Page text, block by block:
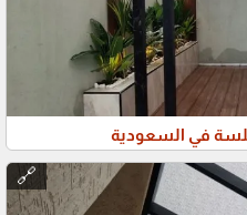
في السعودية
🔗